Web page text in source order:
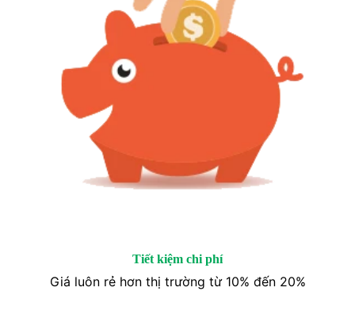
Tiết kiệm chi phí
Giá luôn rẻ hơn thị trường từ 10% đến 20%